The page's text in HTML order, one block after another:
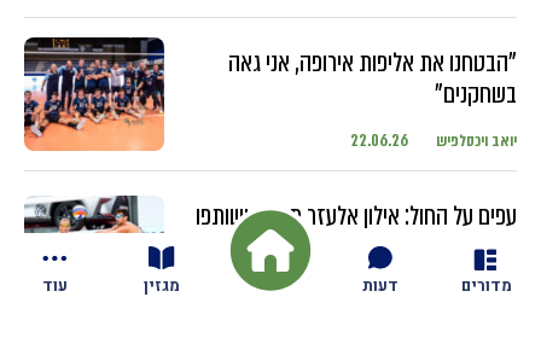
מדורים דעות מגזין עוד
"הבטחנו את אליפות אירופה, אני גאה
בשחקנים"
יואב ויכסלפיש 22.06.26
עפים על החול: אילון אלעזר מגזית ושותפו
מתחרים בטורנירים ברחבי העולם עם
השחקנים הבכירים